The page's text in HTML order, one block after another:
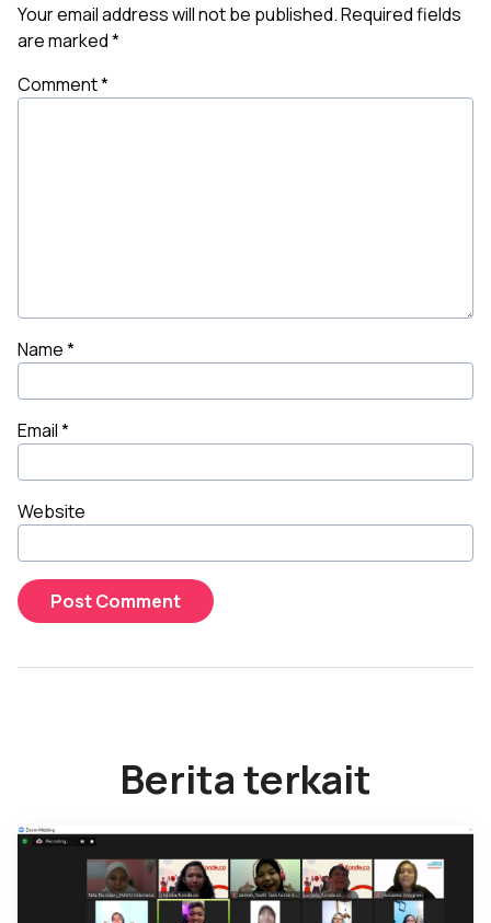
Your email address will not be published.Required fields
are marked*
Comment*
Name*
Email*
Website
Berita terkait